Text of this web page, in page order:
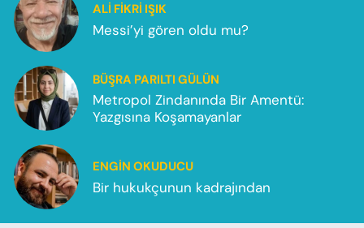
ALI FIKRI IŞIK
Messi’yi gören oldu mu?
BÜŞRA PARILTI GÜLÜN
Metropol Zindanında Bir Amentü:
Yazgısına Koşamayanlar
ENGIN OKUDUCU
Bir hukukçunun kadrajından